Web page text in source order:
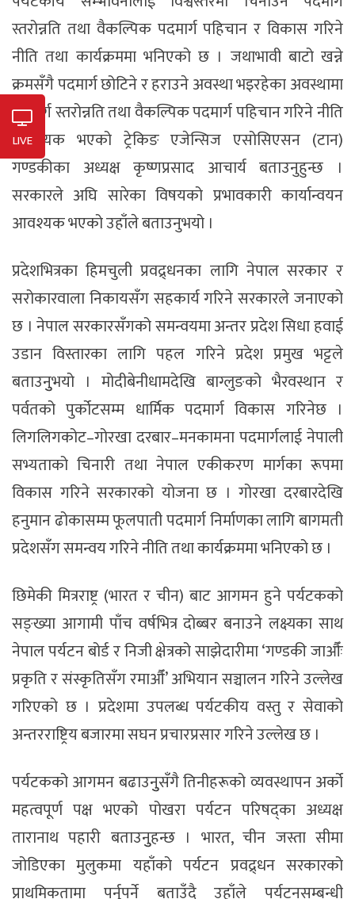
स्तरोन्नति तथा वैकल्पिक पदमार्ग पहिचान र विकास गरिने
नीति तथा कार्यक्रममा भनिएको छ । जथाभावी बाटो खन्ने
क्रमसँगै पदमार्ग छोटिने र हराउने अवस्था भइरहेका अवस्थामा
पदमार्ग स्तरोन्नति तथा वैकल्पिक पदमार्ग पहिचान गरिने नीति
आवश्यक भएको ट्रेकिङ एजेन्सिज एसोसिएसन (टान)
गण्डकीका अध्यक्ष कृष्णप्रसाद आचार्य बताउनुहुन्छ ।
सरकारले अघि सारेका विषयको प्रभावकारी कार्यान्वयन
आवश्यक भएको उहाँले बताउनुभयो ।
प्रदेशभित्रका हिमचुली प्रवद्र्धनका लागि नेपाल सरकार र
सरोकारवाला निकायसँग सहकार्य गरिने सरकारले जनाएको
छ । नेपाल सरकारसँगको समन्वयमा अन्तर प्रदेश सिधा हवाई
उडान विस्तारका लागि पहल गरिने प्रदेश प्रमुख भट्टले
बताउनुुभयो । मोदीबेनीधामदेखि बाग्लुङको भैरवस्थान र
पर्वतको पुर्कोटसम्म धार्मिक पदमार्ग विकास गरिनेछ ।
लिगलिगकोट–गोरखा दरबार–मनकामना पदमार्गलाई नेपाली
सभ्यताको चिनारी तथा नेपाल एकीकरण मार्गका रूपमा
विकास गरिने सरकारको योजना छ । गोरखा दरबारदेखि
हनुमान ढोकासम्म फूलपाती पदमार्ग निर्माणका लागि बागमती
प्रदेशसँग समन्वय गरिने नीति तथा कार्यक्रममा भनिएको छ ।
छिमेकी मित्रराष्ट्र (भारत र चीन) बाट आगमन हुने पर्यटकको
सङ्ख्या आगामी पाँच वर्षभित्र दोब्बर बनाउने लक्ष्यका साथ
नेपाल पर्यटन बोर्ड र निजी क्षेत्रको साझेदारीमा ‘गण्डकी जाऔँः
प्रकृति र संस्कृतिसँग रमाऔँ’ अभियान सञ्चालन गरिने उल्लेख
गरिएको छ । प्रदेशमा उपलब्ध पर्यटकीय वस्तु र सेवाको
अन्तरराष्ट्रिय बजारमा सघन प्रचारप्रसार गरिने उल्लेख छ ।
पर्यटकको आगमन बढाउनुुसँगै तिनीहरूको व्यवस्थापन अर्को
महत्वपूर्ण पक्ष भएको पोखरा पर्यटन परिषद्का अध्यक्ष
तारानाथ पहारी बताउनुुहन्छ । भारत, चीन जस्ता सीमा
जोडिएका मुलुकमा यहाँको पर्यटन प्रवद्र्धन सरकारको
प्राथमिकतामा पर्नुपर्ने बताउँदै उहाँले पर्यटनसम्बन्धी
LIVE